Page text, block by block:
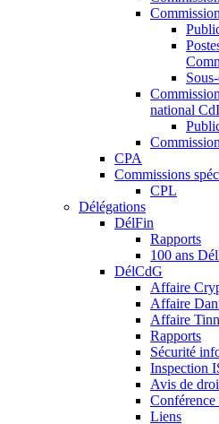
national
CPA
Commissions
CPL
Délégations
DélFin
Rapports
100 ans
DélCdG
Affaire
Affaire
Affaire
Rapports
Sécurité
Inspection
Avis de
Conférence
Liens